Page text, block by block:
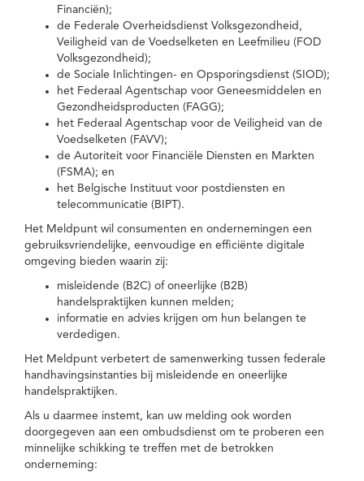
Financiën);
de Federale Overheidsdienst Volksgezondheid,
Veiligheid van de Voedselketen en Leefmilieu (FOD
Volksgezondheid);
de Sociale Inlichtingen- en Opsporingsdienst (SIOD);
het Federaal Agentschap voor Geneesmiddelen en
Gezondheidsproducten (FAGG);
het Federaal Agentschap voor de Veiligheid van de
Voedselketen (FAVV);
de Autoriteit voor Financiële Diensten en Markten
(FSMA); en
het Belgische Instituut voor postdiensten en
telecommunicatie (BIPT).
Het Meldpunt wil consumenten en ondernemingen een
gebruiksvriendelijke, eenvoudige en efficiënte digitale
omgeving bieden waarin zij:
misleidende (B2C) of oneerlijke (B2B)
handelspraktijken kunnen melden;
informatie en advies krijgen om hun belangen te
verdedigen.
Het Meldpunt verbetert de samenwerking tussen federale
handhavingsinstanties bij misleidende en oneerlijke
handelspraktijken.
Als u daarmee instemt, kan uw melding ook worden
doorgegeven aan een ombudsdienst om te proberen een
minnelijke schikking te treffen met de betrokken
onderneming: